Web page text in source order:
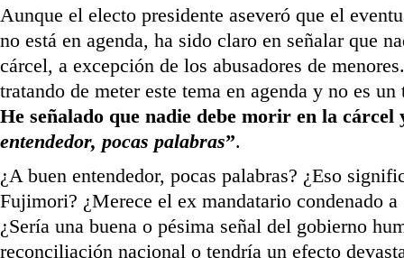
Aunque el electo presidente aseveró que el
no está en agenda, ha sido claro en señalar que
cárcel, a excepción de los abusadores de
tratando de meter este tema en agenda y no es
He señalado que nadie debe morir en la
entendedor, pocas palabras”.
¿A buen entendedor, pocas palabras? ¿Eso
Fujimori? ¿Merece el ex mandatario condenado
¿Sería una buena o pésima señal del gobierno
reconciliación nacional o tendría un efecto